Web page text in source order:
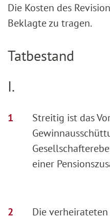
Die Kosten des
Beklagte zu tragen.
Tatbestand
I.
Streitig ist das
einer
Die